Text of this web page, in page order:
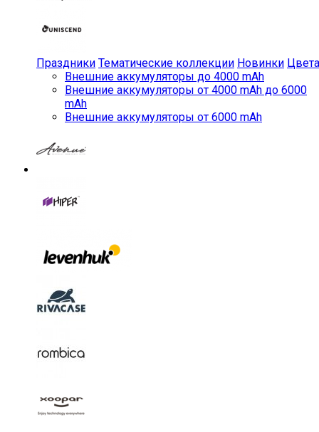
Праздники Тематические коллекции Новинки Цвета
Внешние аккумуляторы до 4000 mAh
Внешние аккумуляторы от 4000 mAh до 6000
mAh
Внешние аккумуляторы от 6000 mAh